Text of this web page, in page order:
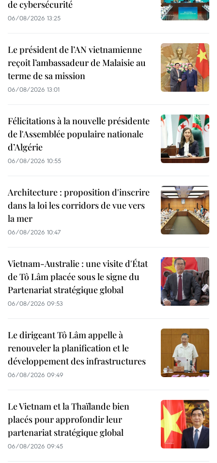
de cybersécurité
06/08/2026 13:25
Le président de l’AN vietnamienne
reçoit l’ambassadeur de Malaisie au
terme de sa mission
06/08/2026 13:01
Félicitations à la nouvelle présidente
de l'Assemblée populaire nationale
d’Algérie
06/08/2026 10:55
Architecture : proposition d'inscrire
dans la loi les corridors de vue vers
la mer
06/08/2026 10:47
Vietnam-Australie : une visite d'État
de Tô Lâm placée sous le signe du
Partenariat stratégique global
06/08/2026 09:53
Le dirigeant Tô Lâm appelle à
renouveler la planification et le
développement des infrastructures
06/08/2026 09:49
Le Vietnam et la Thaïlande bien
placés pour approfondir leur
partenariat stratégique global
06/08/2026 09:45